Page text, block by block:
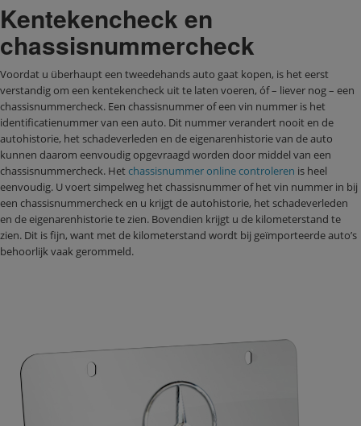
Kentekencheck en
chassisnummercheck
Voordat u überhaupt een tweedehands auto gaat kopen, is het eerst
verstandig om een kentekencheck uit te laten voeren, óf – liever nog – een
chassisnummercheck. Een chassisnummer of een vin nummer is het
identificatienummer van een auto. Dit nummer verandert nooit en de
autohistorie, het schadeverleden en de eigenarenhistorie van de auto
kunnen daarom eenvoudig opgevraagd worden door middel van een
chassisnummercheck. Hetchassisnummer online controleren is heel
eenvoudig. U voert simpelweg het chassisnummer of het vin nummer in bij
een chassisnummercheck en u krijgt de autohistorie, het schadeverleden
en de eigenarenhistorie te zien. Bovendien krijgt u de kilometerstand te
zien. Dit is fijn, want met de kilometerstand wordt bij geïmporteerde auto’s
behoorlijk vaak gerommeld.